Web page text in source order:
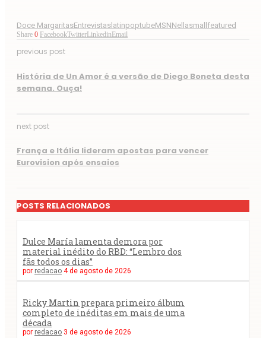
Doce MargaritasEntrevistas latinpoptubeMSNNellasmallfeatured
Share 0 FacebookTwitter Linkedin Email
previous post
História de Un Amor é a versão de Diego Boneta desta
semana. Ouça!
next post
França e Itália lideram apostas para vencer
Eurovision após ensaios
POSTS RELACIONADOS
Dulce María lamenta demora por
material inédito do RBD: “Lembro dos
fãs todos os dias”
por redacao 4 de agosto de 2026
Ricky Martin prepara primeiro álbum
completo de inéditas em mais de uma
década
por redacao 3 de agosto de 2026